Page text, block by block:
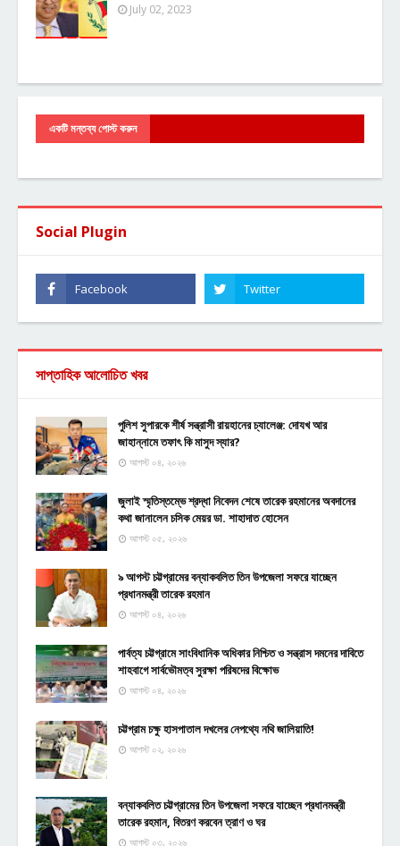
July 02, 2023
একটি মন্তব্য পোস্ট করুন
Social Plugin
সাপ্তাহিক আলোচিত খবর
পুলিশ সুপারকে শীর্ষ সন্ত্রাসী রায়হানের চ্যালেঞ্জ: দোযখ আর
জাহান্নামে তফাৎ কি মাসুদ স্যার?
আগস্ট ০৪, ২০২৬
জুলাই স্মৃতিস্তম্ভে শ্রদ্ধা নিবেদন শেষে তারেক রহমানের অবদানের
কথা জানালেন চসিক মেয়র ডা. শাহাদাত হোসেন
আগস্ট ০৫, ২০২৬
৯ আগস্ট চট্টগ্রামের বন্যাকবলিত তিন উপজেলা সফরে যাচ্ছেন
প্রধানমন্ত্রী তারেক রহমান
আগস্ট ০৪, ২০২৬
পার্বত্য চট্টগ্রামে সাংবিধানিক অধিকার নিশ্চিত ও সন্ত্রাস দমনের দাবিতে
শাহবাগে সার্বভৌমত্ব সুরক্ষা পরিষদের বিক্ষোভ
আগস্ট ০৪, ২০২৬
চট্টগ্রাম চক্ষু হাসপাতাল দখলের নেপথ্যে নথি জালিয়াতি!
আগস্ট ০২, ২০২৬
বন্যাকবলিত চট্টগ্রামের তিন উপজেলা সফরে যাচ্ছেন প্রধানমন্ত্রী
তারেক রহমান, বিতরণ করবেন ত্রাণ ও ঘর
আগস্ট ০৩, ২০২৬